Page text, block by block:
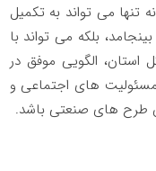
تنها می تواند به تکمیل
بلکه می تواند با
الگویی موفق در
های اجتماعی و
طرح های صنعتی باشد.